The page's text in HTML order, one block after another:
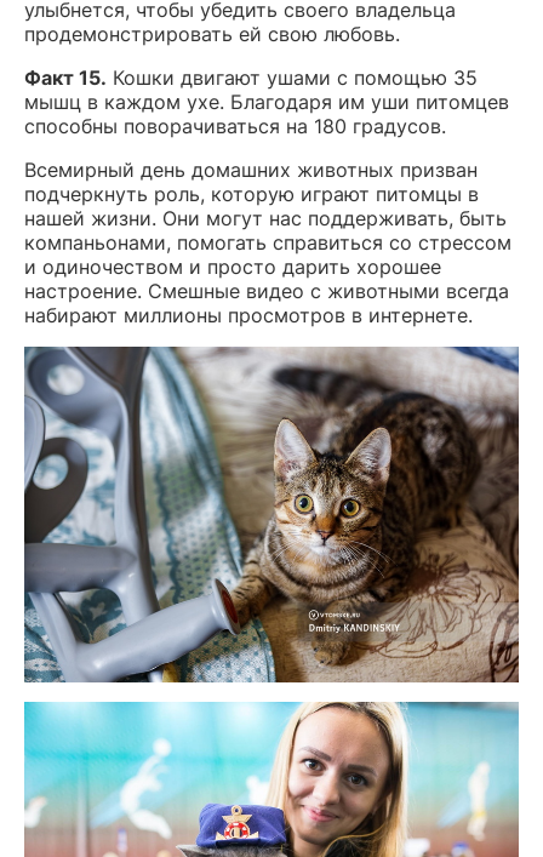
улыбнется, чтобы убедить своего владельца
продемонстрировать ей свою любовь.
Факт 15. Кошки двигают ушами с помощью 35
мышц в каждом ухе. Благодаря им уши питомцев
способны поворачиваться на 180 градусов.
Всемирный день домашних животных призван
подчеркнуть роль, которую играют питомцы в
нашей жизни. Они могут нас поддерживать, быть
компаньонами, помогать справиться со стрессом
и одиночеством и просто дарить хорошее
настроение. Смешные видео с животными всегда
набирают миллионы просмотров в интернете.